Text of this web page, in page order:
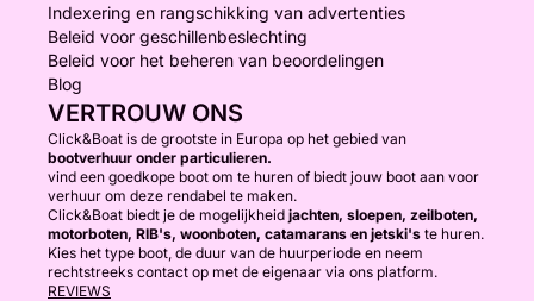
Indexering en rangschikking van advertenties
Beleid voor geschillenbeslechting
Beleid voor het beheren van beoordelingen
Blog
VERTROUW ONS
Click&Boat is de grootste in Europa op het gebied van
bootverhuur onder particulieren.
vind een goedkope boot om te huren of biedt jouw boot aan voor
verhuur om deze rendabel te maken.
Click&Boat biedt je de mogelijkheid jachten, sloepen, zeilboten,
motorboten, RIB's, woonboten, catamarans en jetski's te huren.
Kies het type boot, de duur van de huurperiode en neem
rechtstreeks contact op met de eigenaar via ons platform.
REVIEWS